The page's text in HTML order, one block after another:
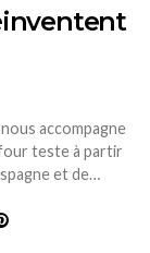
accompagne
teste à partir
et de…